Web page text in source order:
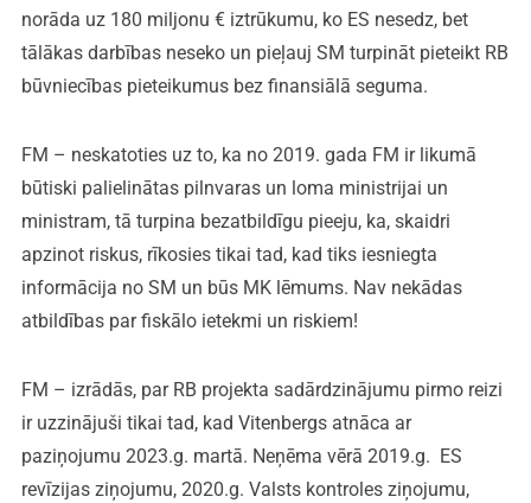
norāda uz 180 miljonu € iztrūkumu, ko ES nesedz, bet
tālākas darbības neseko un pieļauj SM turpināt pieteikt RB
būvniecības pieteikumus bez finansiālā seguma.
FM – neskatoties uz to, ka no 2019. gada FM ir likumā
būtiski palielinātas pilnvaras un loma ministrijai un
ministram, tā turpina bezatbildīgu pieeju, ka, skaidri
apzinot riskus, rīkosies tikai tad, kad tiks iesniegta
informācija no SM un būs MK lēmums. Nav nekādas
atbildības par fiskālo ietekmi un riskiem!
FM – izrādās, par RB projekta sadārdzinājumu pirmo reizi
ir uzzinājuši tikai tad, kad Vitenbergs atnāca ar
paziņojumu 2023.g. martā. Neņēma vērā 2019.g. ES
revīzijas ziņojumu, 2020.g. Valsts kontroles ziņojumu,